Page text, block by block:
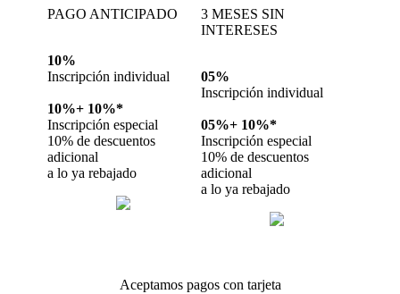
PAGO ANTICIPADO
10%
Inscripción individual
10%+ 10%*
Inscripción especial
10% de descuentos
adicional
a lo ya rebajado
3 MESES SIN
INTERESES
05%
Inscripción individual
05%+ 10%*
Inscripción especial
10% de descuentos
adicional
a lo ya rebajado
Aceptamos pagos con tarjeta